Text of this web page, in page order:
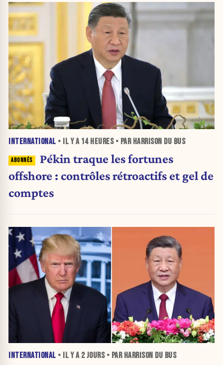
INTERNATIONAL • IL Y A 14 HEURES• PAR HARRISON DU BUS
Pékin traque les fortunes
offshore : contrôles rétroactifs et gel de
comptes
INTERNATIONAL • IL Y A 2 JOURS• PAR HARRISON DU BUS